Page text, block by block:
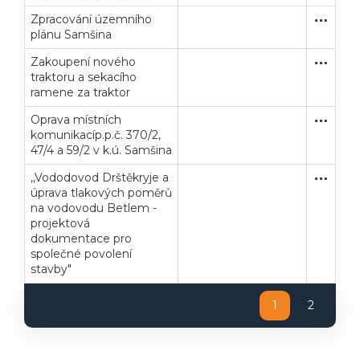
Zpracování územního
plánu Samšina
Služby
Zakoupení nového
traktoru a sekacího
ramene za traktor
Oprava místních
komunikacíp.p.č. 370/2,
47/4 a 59/2 v k.ú. Samšina
,,Vododovod Drštěkryje a
úprava tlakových poměrů
na vodovodu Betlem -
projektová
dokumentace pro
společné povolení
stavby"
Služby
1 2
Webináře